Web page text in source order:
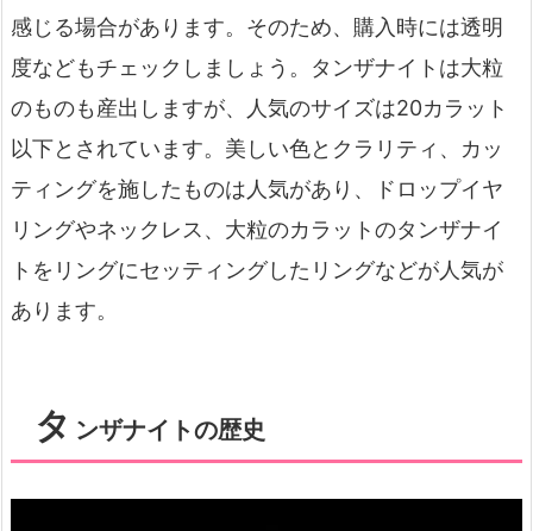
感じる場合があります。そのため、購入時には透明
度などもチェックしましょう。タンザナイトは大粒
のものも産出しますが、人気のサイズは20カラット
以下とされています。美しい色とクラリティ、カッ
ティングを施したものは人気があり、ドロップイヤ
リングやネックレス、大粒のカラットのタンザナイ
トをリングにセッティングしたリングなどが人気が
あります。
タ ンザナイトの歴史